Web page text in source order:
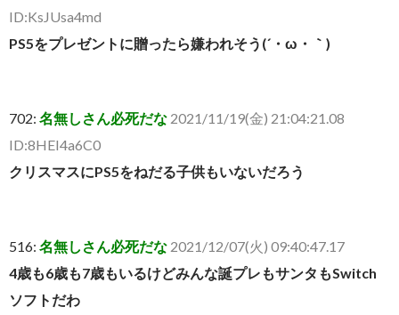
ID:KsJUsa4md
PS5をプレゼントに贈ったら嫌われそう(´・ω・｀)
702: 名無しさん必死だな 2021/11/19(金) 21:04:21.08
ID:8HEI4a6C0
クリスマスにPS5をねだる子供もいないだろう
516: 名無しさん必死だな 2021/12/07(火) 09:40:47.17
4歳も6歳も7歳もいるけどみんな誕プレもサンタもSwitch
ソフトだわ